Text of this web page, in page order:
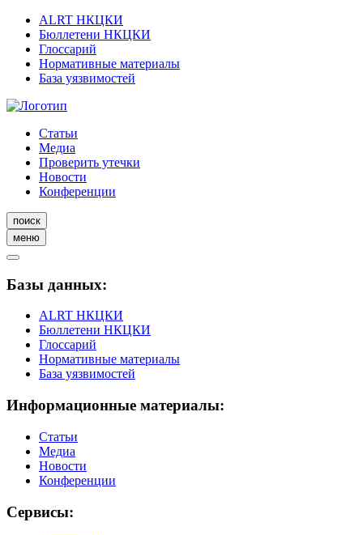
ALRT НКЦКИ
Бюллетени НКЦКИ
Глоссарий
Нормативные материалы
База уязвимостей
Статьи
Медиа
Проверить утечки
Новости
Конференции
поиск
меню
Базы данных:
ALRT НКЦКИ
Бюллетени НКЦКИ
Глоссарий
Нормативные материалы
База уязвимостей
Информационные материалы:
Статьи
Медиа
Новости
Конференции
Сервисы: